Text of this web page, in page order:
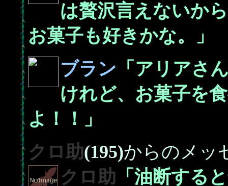
は贅沢言えないか
お菓子も好きかな。」
ブラン 「アリアさ
けれど、お菓子を
よ！！」
クロ助(195)からのメッ
クロ助 「油断する